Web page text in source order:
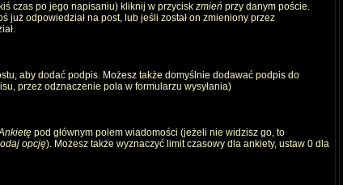
czas po jego napisaniu) kliknij w przycisk zmień przy danym poście.
odpowiedział na post, lub jeśli został on zmieniony przez
aby dodać podpis. Możesz także domyślnie dodawać podpis do
przez odznaczenie pola w formularzu wysyłania)
pod głównym polem wiadomości (jeżeli nie widzisz go, to
opcję). Możesz także wyznaczyć limit czasowy dla ankiety, ustaw 0 dla